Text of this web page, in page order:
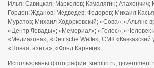
Илья; Савицкая; Маркелов; Камалягин; Апахончич;
Гордон; Жданов; Медведев; Федоров; Михаил
Муратов; Михаил Ходорковский; «Сова»; «Альянс
«Центр Левады»; «Мемориал»; «Голос»; «Человек
«Медиазона»; «Deutsche Welle»; СМК «Кавказский
«Новая газета»; «Фонд Карнеги»
Использованы фотографии: kremlin.ru,